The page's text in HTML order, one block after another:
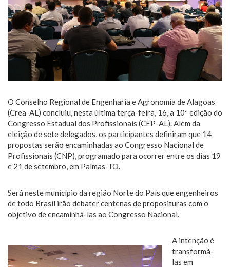
O Conselho Regional de Engenharia e Agronomia de Alagoas
(Crea-AL) concluiu, nesta última terça-feira, 16, a 10ª edição do
Congresso Estadual dos Profissionais (CEP-AL). Além da
eleição de sete delegados, os participantes definiram que 14
propostas serão encaminhadas ao Congresso Nacional de
Profissionais (CNP), programado para ocorrer entre os dias 19
e 21 de setembro, em Palmas-TO.
Será neste município da região Norte do País que engenheiros
de todo Brasil irão debater centenas de proposituras com o
objetivo de encaminhá-las ao Congresso Nacional.
A intenção é
transformá-
las em